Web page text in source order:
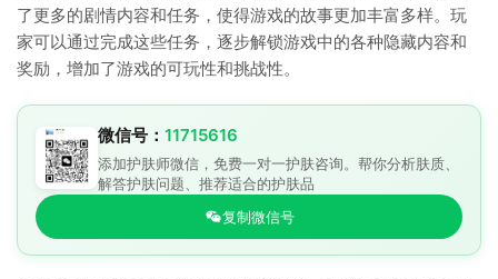
了更多的剧情内容和任务，使得游戏的故事更加丰富多样。玩
家可以通过完成这些任务，逐步解锁游戏中的各种隐藏内容和
奖励，增加了游戏的可玩性和挑战性。
微信号： 11715616
添加护肤师微信，免费一对一护肤咨询。帮你分析肤质、
解答护肤问题、推荐适合的护肤品
复制微信号